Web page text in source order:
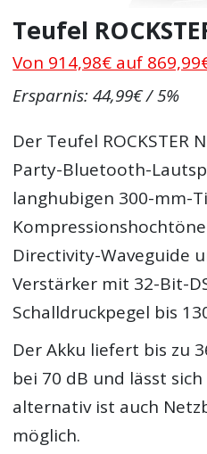
Teufel
Von 914,98€ auf
Ersparnis: 44,99€ / 5%
Der Teufel ROCKSTER
Party-Bluetooth-
langhubigen 300-mm-
Directivity-Waveguide
Verstärker mit 32-Bit-
Schalldruckpegel bis
Der Akku liefert bis zu
bei 70 dB und lässt
alternativ ist auch
möglich.